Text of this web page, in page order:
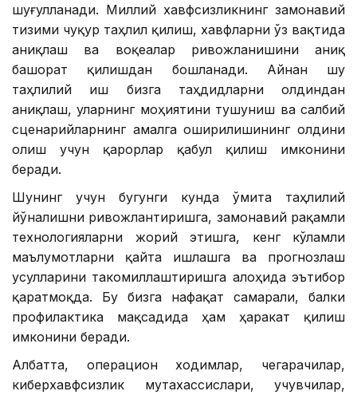
шуғулланади. Миллий хавфсизликнинг замонавий
тизими чуқур таҳлил қилиш, хавфларни ўз вақтида
аниқлаш ва воқеалар ривожланишини аниқ
башорат қилишдан бошланади. Айнан шу
таҳлилий иш бизга таҳдидларни олдиндан
аниқлаш, уларнинг моҳиятини тушуниш ва салбий
сценарийларнинг амалга оширилишининг олдини
олиш учун қарорлар қабул қилиш имконини
беради.
Шунинг учун бугунги кунда Қўмита таҳлилий
йўналишни ривожлантиришга, замонавий рақамли
технологияларни жорий этишга, кенг кўламли
маълумотларни қайта ишлашга ва прогнозлаш
усулларини такомиллаштиришга алоҳида эътибор
қаратмоқда. Бу бизга нафақат самарали, балки
профилактика мақсадида ҳам ҳаракат қилиш
имконини беради.
Албатта, операцион ходимлар, чегарачилар,
киберхавфсизлик мутахассислари, учувчилар,